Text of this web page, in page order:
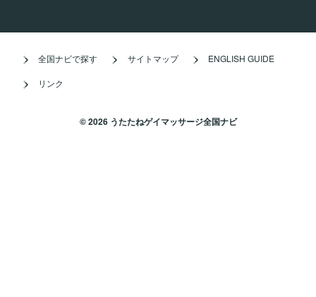
全国ナビで探す サイトマップ ENGLISH GUIDE
リンク
© 2026 うたたねゲイマッサージ全国ナビ